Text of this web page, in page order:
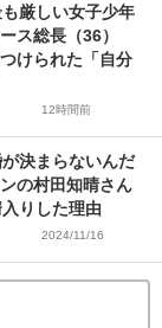
厳しい女子少年
ス総長（36）
けられた「自分
12時間前
が決まらないんだ
の村田知晴さん
入りした理由
2024/11/16